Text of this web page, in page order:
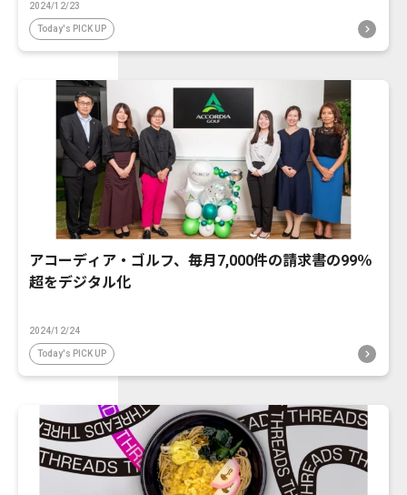
2024/12/23
Today's PICK UP
アコーディア・ゴルフ、毎月7,000件の請求書の99％
超をデジタル化
2024/12/24
Today's PICK UP